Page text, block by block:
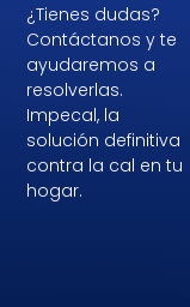
¿Tienes dudas?
Contáctanos y te
ayudaremos a
resolverlas.
Impecal, la
solución definitiva
contra la cal en tu
hogar.